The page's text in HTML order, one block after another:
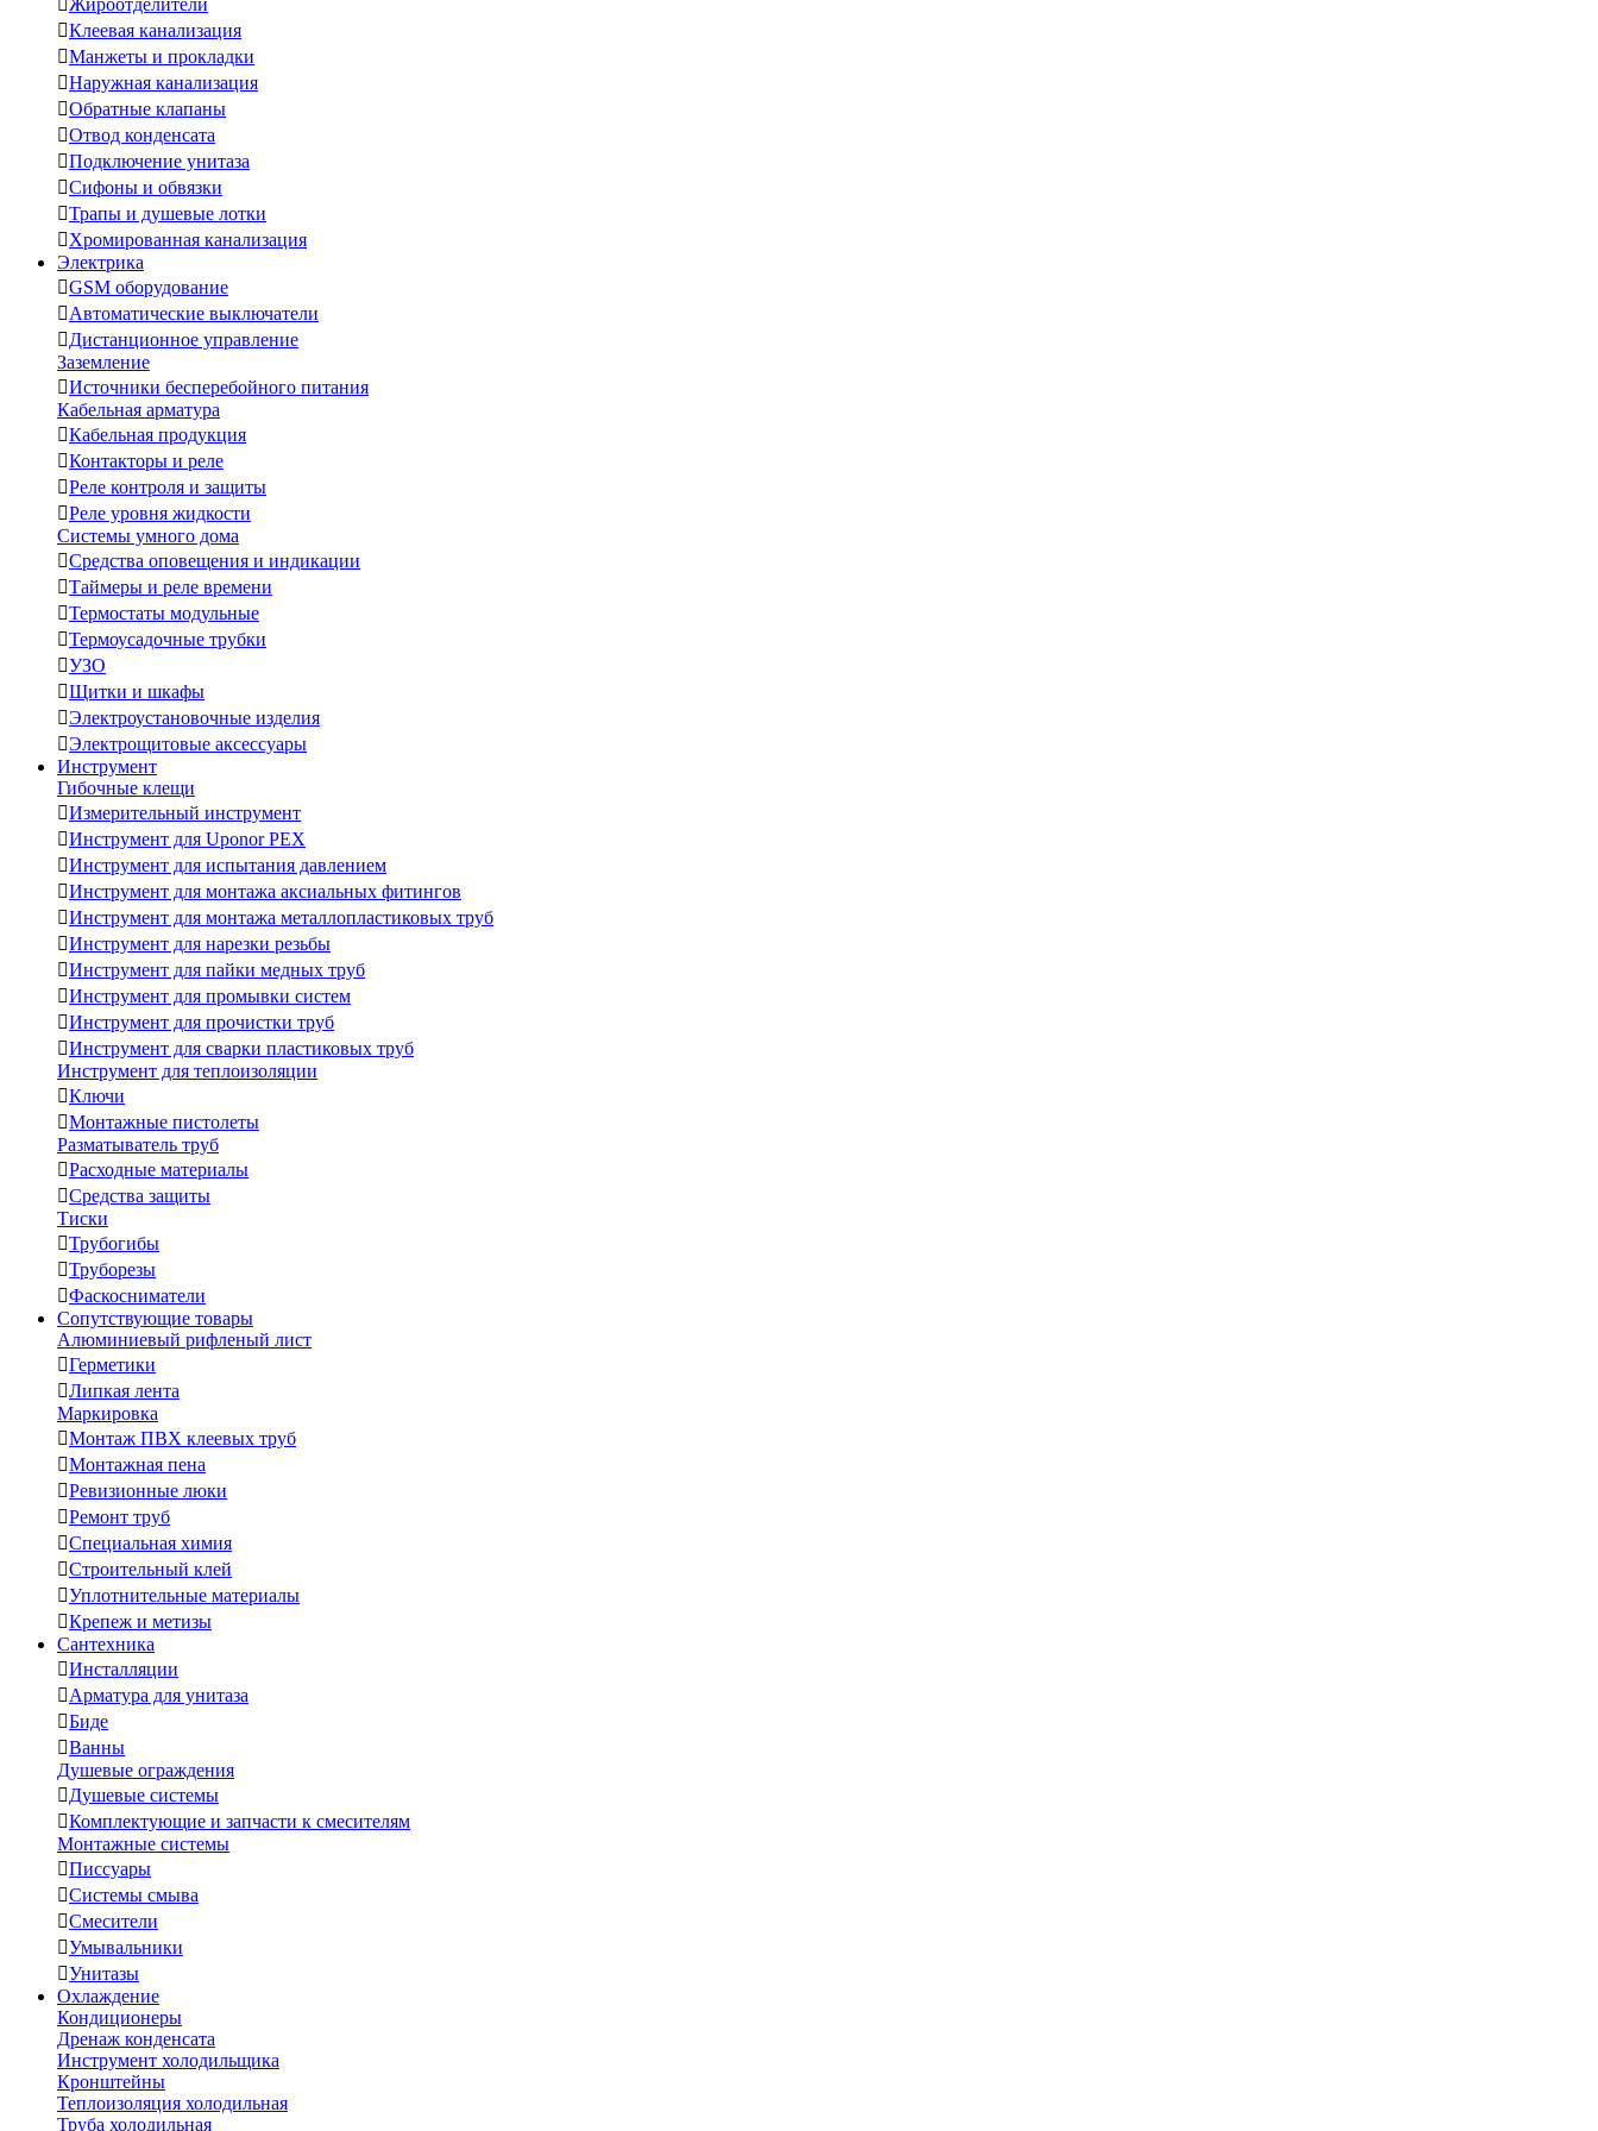
Жироотделители
Клеевая канализация
Манжеты и прокладки
Наружная канализация
Обратные клапаны
Отвод конденсата
Подключение унитаза
Сифоны и обвязки
Трапы и душевые лотки
Хромированная канализация
Электрика
GSM оборудование
Автоматические выключатели
Дистанционное управление
Заземление
Источники бесперебойного питания
Кабельная арматура
Кабельная продукция
Контакторы и реле
Реле контроля и защиты
Реле уровня жидкости
Системы умного дома
Средства оповещения и индикации
Таймеры и реле времени
Термостаты модульные
Термоусадочные трубки
УЗО
Щитки и шкафы
Электроустановочные изделия
Электрощитовые аксессуары
Инструмент
Гибочные клещи
Измерительный инструмент
Инструмент для Uponor PEX
Инструмент для испытания давлением
Инструмент для монтажа аксиальных фитингов
Инструмент для монтажа металлопластиковых труб
Инструмент для нарезки резьбы
Инструмент для пайки медных труб
Инструмент для промывки систем
Инструмент для прочистки труб
Инструмент для сварки пластиковых труб
Инструмент для теплоизоляции
Ключи
Монтажные пистолеты
Разматыватель труб
Расходные материалы
Средства защиты
Тиски
Трубогибы
Труборезы
Фаскосниматели
Сопутствующие товары
Алюминиевый рифленый лист
Герметики
Липкая лента
Маркировка
Монтаж ПВХ клеевых труб
Монтажная пена
Ревизионные люки
Ремонт труб
Специальная химия
Строительный клей
Уплотнительные материалы
Крепеж и метизы
Сантехника
Инсталляции
Арматура для унитаза
Биде
Ванны
Душевые ограждения
Душевые системы
Комплектующие и запчасти к смесителям
Монтажные системы
Писсуары
Системы смыва
Смесители
Умывальники
Унитазы
Охлаждение
Кондиционеры
Дренаж конденсата
Инструмент холодильщика
Кронштейны
Теплоизоляция холодильная
Труба холодильная